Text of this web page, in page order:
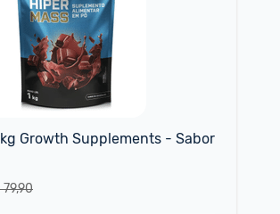
Growth Supplements - Sabor
79,90